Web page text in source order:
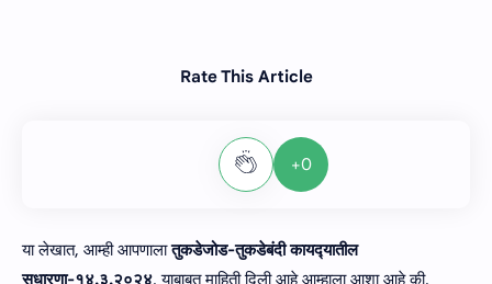
Rate This Article
+0
या लेखात, आम्ही आपणालातुकडेजोड-तुकडेबंदी कायद्‍यातील
सुधारणा-१४.३.२०२४. याबाबत माहिती दिली आहे आम्हाला आशा आहे की,